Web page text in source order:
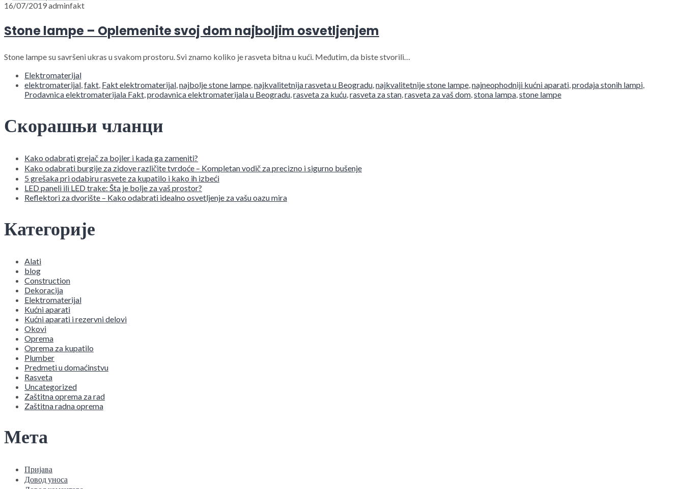
16/07/2019adminfakt
Stone lampe – Oplemenite svoj dom najboljim osvetljenjem
Stone lampe su savršeni ukras u svakom prostoru. Svi znamo koliko je rasveta bitna u kući. Međutim, da biste stvorili…
Elektromaterijal
elektromaterijal,fakt, Fakt elektromaterijal,najbolje stone lampe,najkvalitetnija rasveta u Beogradu,najkvalitetnije stone lampe,najneophodniji kućni aparati,prodaja stonih lampi,
Prodavnica elektromaterijala Fakt,prodavnica elektromaterijala u Beogradu,rasveta za kuću,rasveta za stan,rasveta za vaš dom,stona lampa,stone lampe
Скорашњи чланци
Kako odabrati grejač za bojler i kada ga zameniti?
Kako odabrati burgije za zidove različite tvrdoće – Kompletan vodič za precizno i sigurno bušenje
5 grešaka pri odabiru rasvete za kupatilo i kako ih izbeći
LED paneli ili LED trake: Šta je bolje za vaš prostor?
Reflektori za dvorište – Kako odabrati idealno osvetljenje za vašu oazu mira
Категорије
Alati
blog
Construction
Dekoracija
Elektromaterijal
Kućni aparati
Kućni aparati i rezervni delovi
Okovi
Oprema
Oprema za kupatilo
Plumber
Predmeti u domaćinstvu
Rasveta
Uncategorized
Zaštitna oprema za rad
Zaštitna radna oprema
Мета
Пријава
Довод уноса